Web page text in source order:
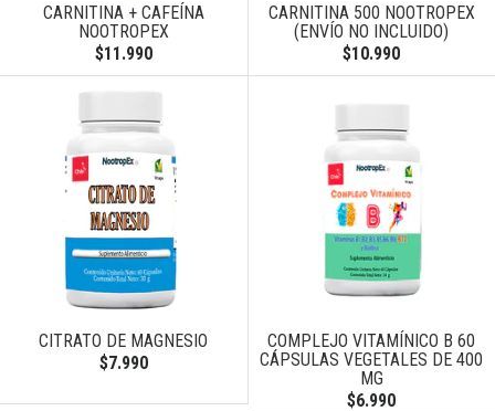
CARNITINA + CAFEÍNA
NOOTROPEX
$11.990
CARNITINA 500 NOOTROPEX
(ENVÍO NO INCLUIDO)
$10.990
CITRATO DE MAGNESIO
$7.990
COMPLEJO VITAMÍNICO B 60
CÁPSULAS VEGETALES DE 400
MG
$6.990